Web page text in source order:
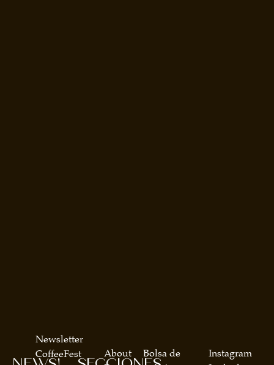
About
Bolsa de
Newsletter
CoffeeFest
Instagram